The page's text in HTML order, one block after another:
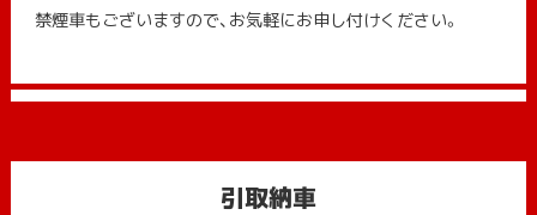
禁煙車もございますので、お気軽にお申し付けください。
引取納車